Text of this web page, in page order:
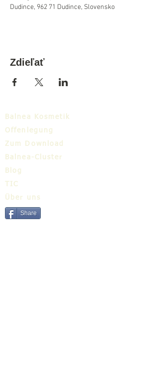
Dudince, 962 71 Dudince, Slovensko
Zdieľať
Balnea Kosmetik
Offenlegung
Zum Download
Balnea-Cluster
Blog
TIC
Über uns
Share